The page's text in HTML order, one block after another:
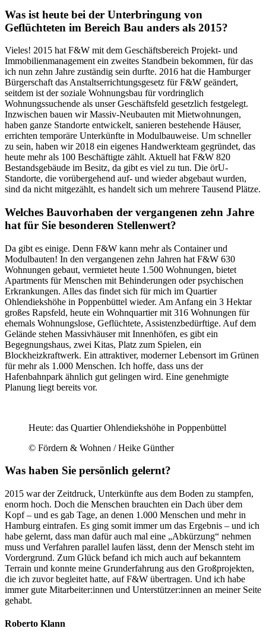
Was ist heute bei der Unterbringung von
Geflüchteten im Bereich Bau anders als 2015?
Vieles! 2015 hat F&W mit dem Geschäftsbereich Projekt- und
Immobilienmanagement ein zweites Standbein bekommen, für das
ich nun zehn Jahre zuständig sein durfte. 2016 hat die Hamburger
Bürgerschaft das Anstaltserrichtungsgesetz für F&W geändert,
seitdem ist der soziale Wohnungsbau für vordringlich
Wohnungssuchende als unser Geschäftsfeld gesetzlich festgelegt.
Inzwischen bauen wir Massiv-Neubauten mit Mietwohnungen,
haben ganze Standorte entwickelt, sanieren bestehende Häuser,
errichten temporäre Unterkünfte in Modulbauweise. Um schneller
zu sein, haben wir 2018 ein eigenes Handwerkteam gegründet, das
heute mehr als 100 Beschäftigte zählt. Aktuell hat F&W 820
Bestandsgebäude im Besitz, da gibt es viel zu tun. Die örU-
Standorte, die vorübergehend auf- und wieder abgebaut wurden,
sind da nicht mitgezählt, es handelt sich um mehrere Tausend Plätze.
Welches Bauvorhaben der vergangenen zehn Jahre
hat für Sie besonderen Stellenwert?
Da gibt es einige. Denn F&W kann mehr als Container und
Modulbauten! In den vergangenen zehn Jahren hat F&W 630
Wohnungen gebaut, vermietet heute 1.500 Wohnungen, bietet
Apartments für Menschen mit Behinderungen oder psychischen
Erkrankungen. Alles das findet sich für mich im Quartier
Ohlendiekshöhe in Poppenbüttel wieder. Am Anfang ein 3 Hektar
großes Rapsfeld, heute ein Wohnquartier mit 316 Wohnungen für
ehemals Wohnungslose, Geflüchtete, Assistenzbedürftige. Auf dem
Gelände stehen Massivhäuser mit Innenhöfen, es gibt ein
Begegnungshaus, zwei Kitas, Platz zum Spielen, ein
Blockheizkraftwerk. Ein attraktiver, moderner Lebensort im Grünen
für mehr als 1.000 Menschen. Ich hoffe, dass uns der
Hafenbahnpark ähnlich gut gelingen wird. Eine genehmigte
Planung liegt bereits vor.
Heute: das Quartier Ohlendiekshöhe in Poppenbüttel
© Fördern & Wohnen / Heike Günther
Was haben Sie persönlich gelernt?
2015 war der Zeitdruck, Unterkünfte aus dem Boden zu stampfen,
enorm hoch. Doch die Menschen brauchten ein Dach über dem
Kopf – und es gab Tage, an denen 1.000 Menschen und mehr in
Hamburg eintrafen. Es ging somit immer um das Ergebnis – und ich
habe gelernt, dass man dafür auch mal eine „Abkürzung“ nehmen
muss und Verfahren parallel laufen lässt, denn der Mensch steht im
Vordergrund. Zum Glück befand ich mich auch auf bekanntem
Terrain und konnte meine Grunderfahrung aus den Großprojekten,
die ich zuvor begleitet hatte, auf F&W übertragen. Und ich habe
immer gute Mitarbeiter:innen und Unterstützer:innen an meiner Seite
gehabt.
Roberto Klann